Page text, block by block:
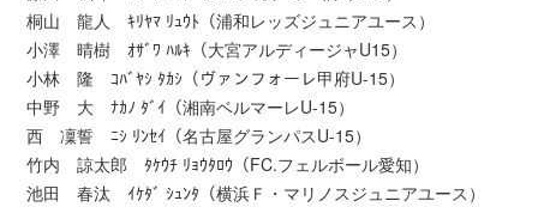
桐山 龍人 ｷﾘﾔﾏ ﾘｭｳﾄ（浦和レッズジュニアユース）
小澤 晴樹 ｵｻﾞﾜ ﾊﾙｷ（大宮アルディージャU15）
小林 隆 ｺﾊﾞﾔｼ ﾀｶｼ（ヴァンフォーレ甲府U-15）
中野 大 ﾅｶﾉ ﾀﾞｲ（湘南ベルマーレU-15）
西 凜誓 ﾆｼ ﾘﾝｾｲ（名古屋グランパスU-15）
竹内 諒太郎 ﾀｹｳﾁ ﾘｮｳﾀﾛｳ（FC.フェルボール愛知）
池田 春汰 ｲｹﾀﾞ ｼｭﾝﾀ（横浜Ｆ・マリノスジュニアユース）